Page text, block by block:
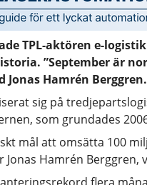
TPL-aktören e-
”September är
Hamrén Berggren.
sig på
som grundades
mål att omsätta 100
Jonas Hamrén Berggren,